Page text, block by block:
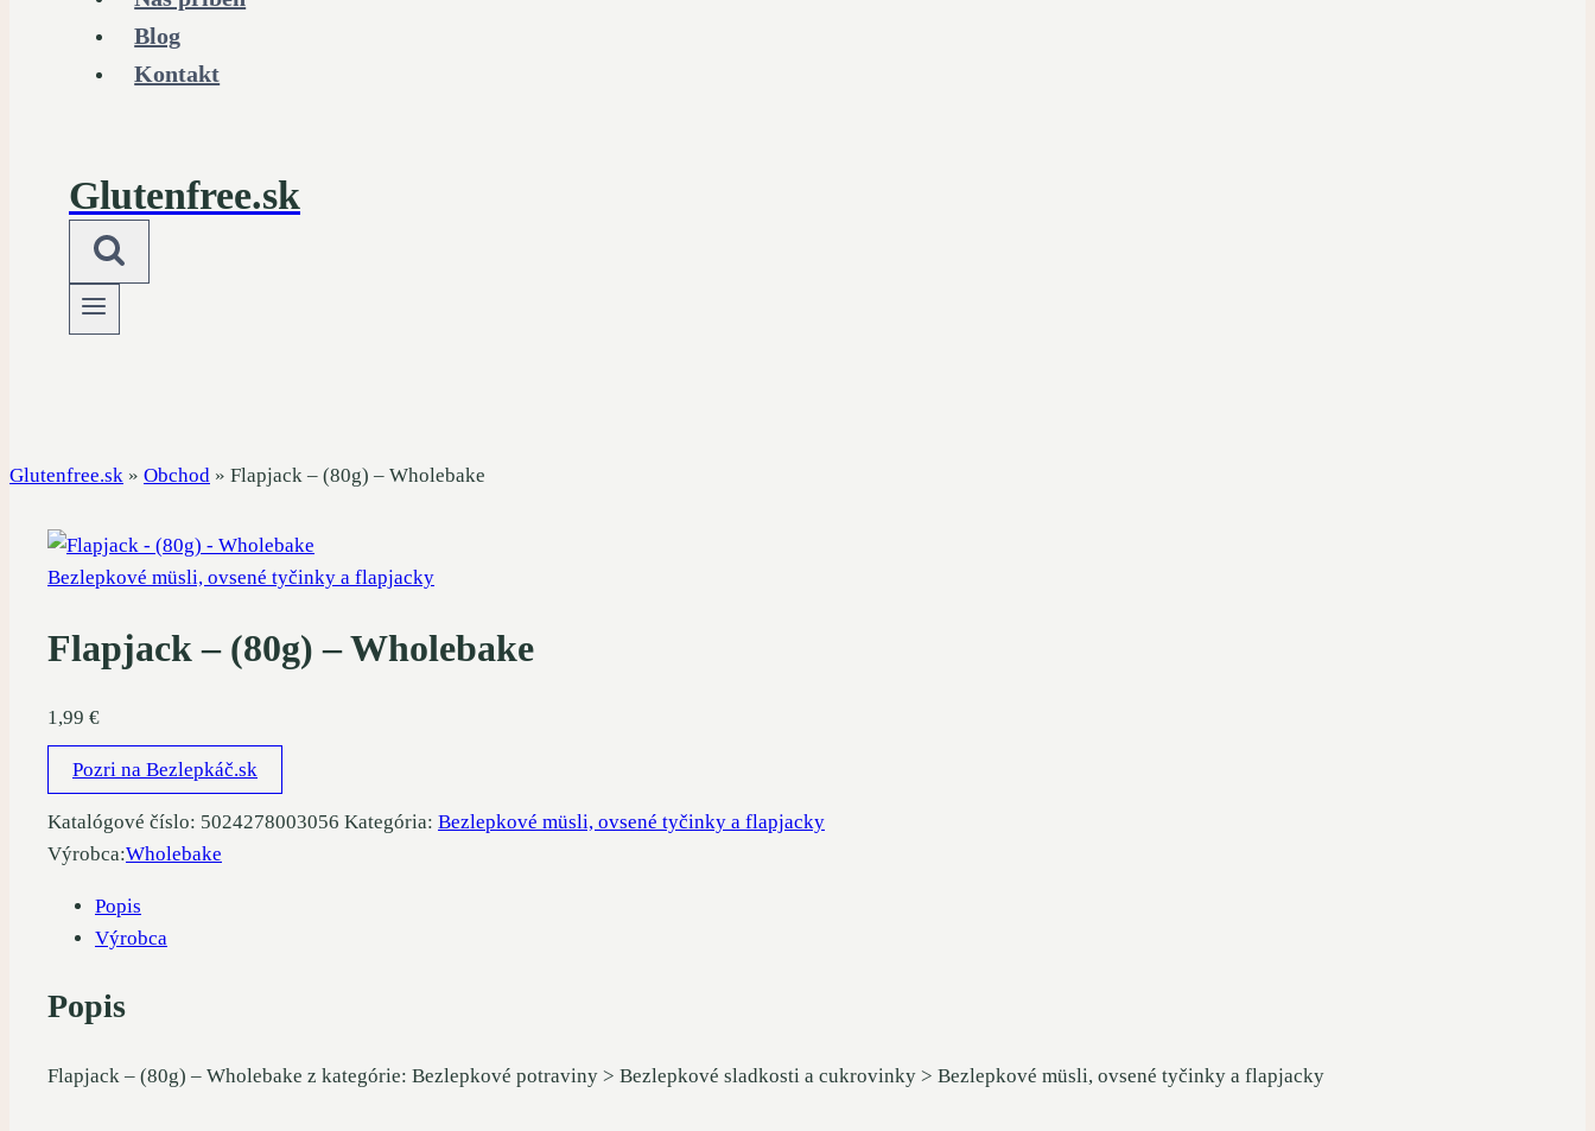
Blog
Kontakt
Glutenfree.sk
Glutenfree.sk » Obchod » Flapjack – (80g) – Wholebake
Bezlepkové müsli, ovsené tyčinky a flapjacky
Flapjack – (80g) – Wholebake
1,99 €
Pozri na Bezlepkáč.sk
Katalógové číslo: 5024278003056 Kategória: Bezlepkové müsli, ovsené tyčinky a flapjacky
Výrobca:Wholebake
Popis
Výrobca
Popis
Flapjack – (80g) – Wholebake z kategórie: Bezlepkové potraviny > Bezlepkové sladkosti a cukrovinky > Bezlepkové müsli, ovsené tyčinky a flapjacky